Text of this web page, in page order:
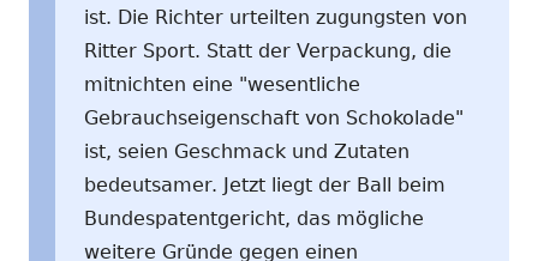
ist. Die Richter urteilten zugungsten von
Ritter Sport. Statt der Verpackung, die
mitnichten eine "wesentliche
Gebrauchseigenschaft von Schokolade"
ist, seien Geschmack und Zutaten
bedeutsamer. Jetzt liegt der Ball beim
Bundespatentgericht, das mögliche
weitere Gründe gegen einen